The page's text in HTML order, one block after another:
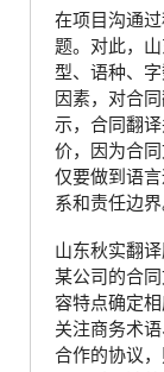
在项目沟通
题。对此，
型、语种、
因素，对合
示，合同翻
价，因为合
仅要做到语
系和责任边界
山东秋实翻
某公司的合
容特点确定
关注商务术
合作的协议